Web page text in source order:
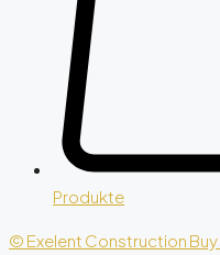
Produkte
© Exelent Construction Buy